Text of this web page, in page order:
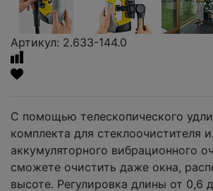
Артикул: 2.633-144.0
С помощью телескопического
комплекта для стеклоочистителя
аккумуляторного вибрационного
сможете очистить даже окна,
высоте. Регулировка длины от 0,6